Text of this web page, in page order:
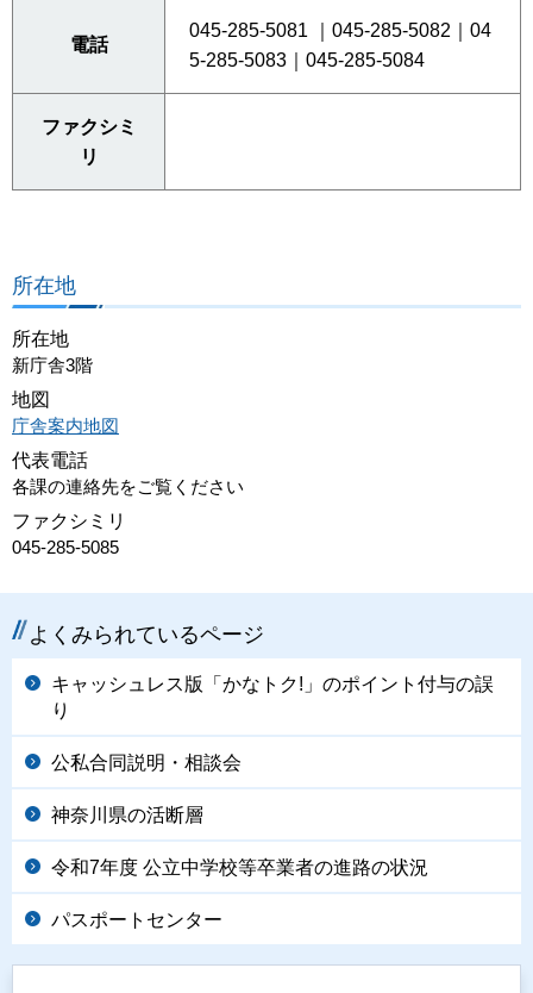
電話
045-285-5081 ｜045-285-5082｜04
5-285-5083｜045-285-5084
ファクシミ
リ
所在地
所在地
新庁舎3階
地図
庁舎案内地図
代表電話
各課の連絡先をご覧ください
ファクシミリ
045-285-5085
よくみられているページ
キャッシュレス版「かなトク!」のポイント付与の誤
り
公私合同説明・相談会
神奈川県の活断層
令和7年度 公立中学校等卒業者の進路の状況
パスポートセンター